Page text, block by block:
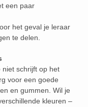
een paar
het geval je leraar
te delen.
schrijft op het
voor een goede
en gummen. Wil je
kleuren –